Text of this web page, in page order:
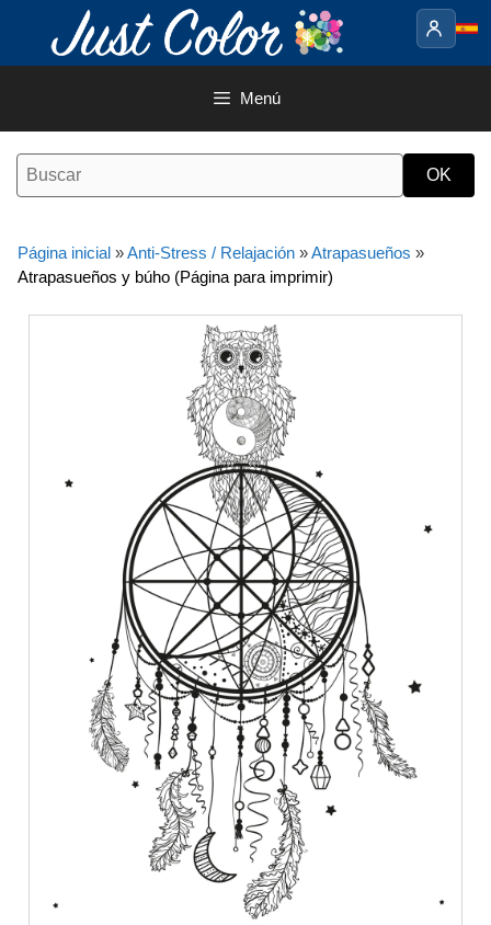
contenido
Menú
Página inicial »Anti-Stress / Relajación »Atrapasueños »
Atrapasueños y búho (Página para imprimir)